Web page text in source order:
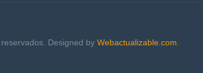
Designed by Webactualizable.com